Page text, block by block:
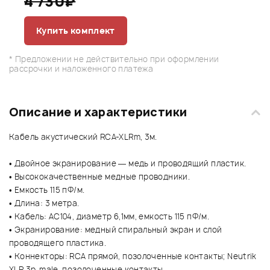
Купить комплект
* Предложении не действительно при оформлении
рассрочки и наложенного платежа
Описание и характеристики
Кабель акустический RCA-XLRm, 3м.
• Двойное экранирование — медь и проводящий пластик.
• Высококачественные медные проводники.
• Емкость 115 пФ/м.
• Длина: 3 метра.
• Кабель: AC104, диаметр 6,1мм, емкость 115 пФ/м.
• Экранирование: медный спиральный экран и слой
проводящего пластика.
• Коннекторы: RCA прямой, позолоченные контакты; Neutrik